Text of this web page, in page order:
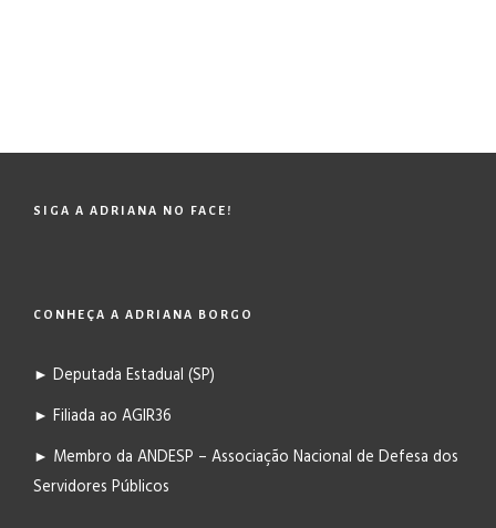
SIGA A ADRIANA NO FACE!
CONHEÇA A ADRIANA BORGO
► Deputada Estadual (SP)
► Filiada ao AGIR36
► Membro da ANDESP – Associação Nacional de Defesa dos
Servidores Públicos